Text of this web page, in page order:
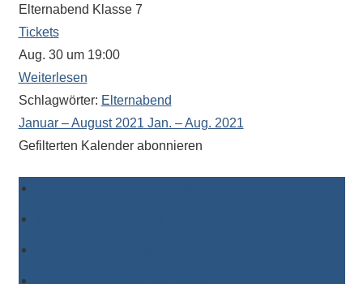
Elternabend Klasse 7
Tickets
Aug. 30 um 19:00
Weiterlesen
Schlagwörter: Elternabend
Januar – August 2021 Jan. – Aug. 2021
Gefilterten Kalender abonnieren